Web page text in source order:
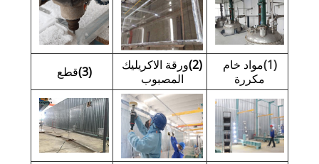
(1)
مواد خام
مكررة
(2)
ورقة الاكريليك
المصبوب
(3) قطع